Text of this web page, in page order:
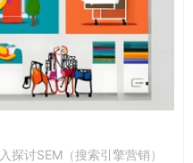
探讨SEM（搜索引擎营销）